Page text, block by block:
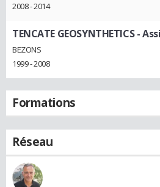
2008 - 2014
TENCATE GEOSYNTHETICS-
BEZONS
1999 - 2008
Formations
Réseau